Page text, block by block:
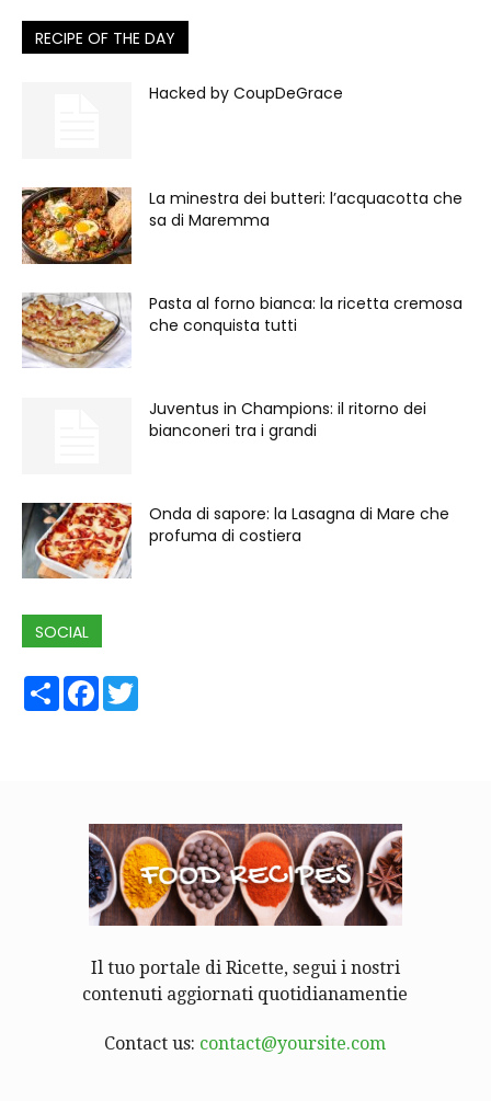
RECIPE OF THE DAY
Hacked by CoupDeGrace
La minestra dei butteri: l’acquacotta che
sa di Maremma
Pasta al forno bianca: la ricetta cremosa
che conquista tutti
Juventus in Champions: il ritorno dei
bianconeri tra i grandi
Onda di sapore: la Lasagna di Mare che
profuma di costiera
SOCIAL
ShareFacebook
Il tuo portale di Ricette, segui i nostri
contenuti aggiornati quotidianamentie
Contact us: contact@yoursite.com